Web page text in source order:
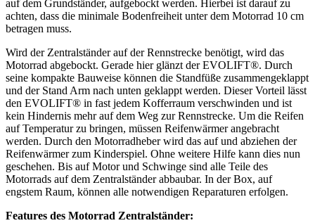
auf dem Grundständer, aufgebockt werden. Hierbei ist darauf zu
achten, dass die minimale Bodenfreiheit unter dem Motorrad 10 cm
betragen muss.
Wird der Zentralständer auf der Rennstrecke benötigt, wird das
Motorrad abgebockt. Gerade hier glänzt der EVOLIFT®. Durch
seine kompakte Bauweise können die Standfüße zusammengeklappt
und der Stand Arm nach unten geklappt werden. Dieser Vorteil lässt
den EVOLIFT® in fast jedem Kofferraum verschwinden und ist
kein Hindernis mehr auf dem Weg zur Rennstrecke. Um die Reifen
auf Temperatur zu bringen, müssen Reifenwärmer angebracht
werden. Durch den Motorradheber wird das auf und abziehen der
Reifenwärmer zum Kinderspiel. Ohne weitere Hilfe kann dies nun
geschehen. Bis auf Motor und Schwinge sind alle Teile des
Motorrads auf dem Zentralständer abbaubar. In der Box, auf
engstem Raum, können alle notwendigen Reparaturen erfolgen.
Features des Motorrad Zentralständer: